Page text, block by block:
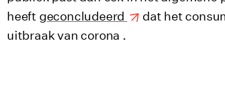
heeft geconcludeerd
dat het
uitbraak van corona .